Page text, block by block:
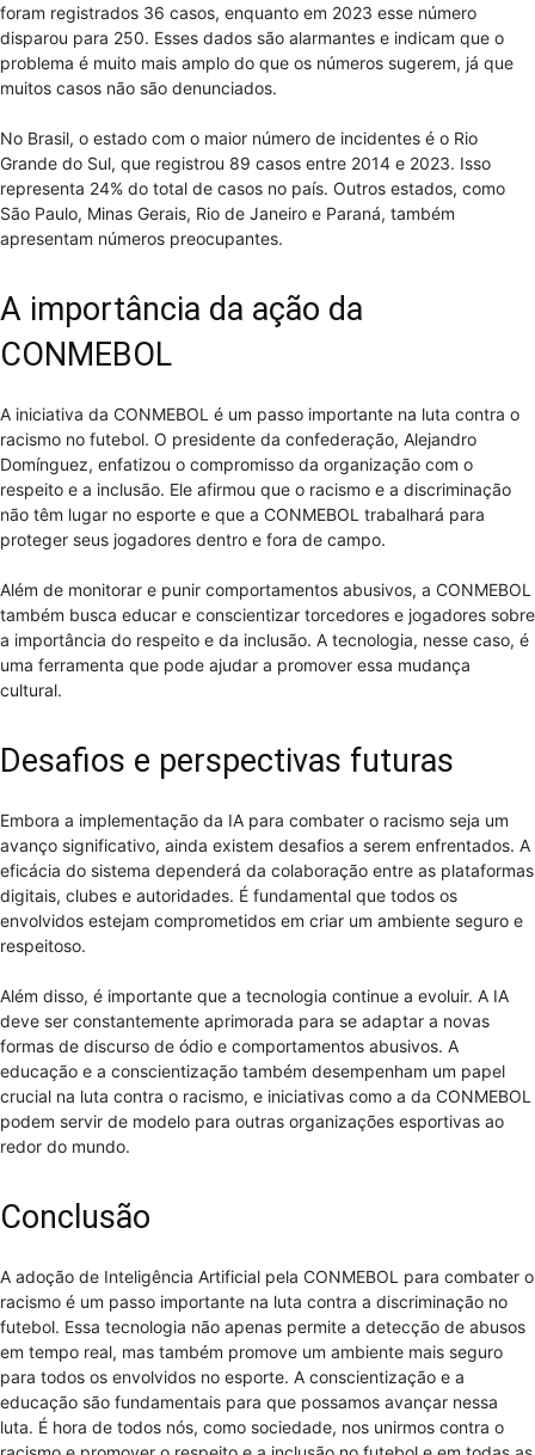
foram registrados 36 casos, enquanto em 2023 esse número
disparou para 250. Esses dados são alarmantes e indicam que o
problema é muito mais amplo do que os números sugerem, já que
muitos casos não são denunciados.
No Brasil, o estado com o maior número de incidentes é o Rio
Grande do Sul, que registrou 89 casos entre 2014 e 2023. Isso
representa 24% do total de casos no país. Outros estados, como
São Paulo, Minas Gerais, Rio de Janeiro e Paraná, também
apresentam números preocupantes.
A importância da ação da
CONMEBOL
A iniciativa da CONMEBOL é um passo importante na luta contra o
racismo no futebol. O presidente da confederação, Alejandro
Domínguez, enfatizou o compromisso da organização com o
respeito e a inclusão. Ele afirmou que o racismo e a discriminação
não têm lugar no esporte e que a CONMEBOL trabalhará para
proteger seus jogadores dentro e fora de campo.
Além de monitorar e punir comportamentos abusivos, a CONMEBOL
também busca educar e conscientizar torcedores e jogadores sobre
a importância do respeito e da inclusão. A tecnologia, nesse caso, é
uma ferramenta que pode ajudar a promover essa mudança
cultural.
Desafios e perspectivas futuras
Embora a implementação da IA para combater o racismo seja um
avanço significativo, ainda existem desafios a serem enfrentados. A
eficácia do sistema dependerá da colaboração entre as plataformas
digitais, clubes e autoridades. É fundamental que todos os
envolvidos estejam comprometidos em criar um ambiente seguro e
respeitoso.
Além disso, é importante que a tecnologia continue a evoluir. A IA
deve ser constantemente aprimorada para se adaptar a novas
formas de discurso de ódio e comportamentos abusivos. A
educação e a conscientização também desempenham um papel
crucial na luta contra o racismo, e iniciativas como a da CONMEBOL
podem servir de modelo para outras organizações esportivas ao
redor do mundo.
Conclusão
A adoção de Inteligência Artificial pela CONMEBOL para combater o
racismo é um passo importante na luta contra a discriminação no
futebol. Essa tecnologia não apenas permite a detecção de abusos
em tempo real, mas também promove um ambiente mais seguro
para todos os envolvidos no esporte. A conscientização e a
educação são fundamentais para que possamos avançar nessa
luta. É hora de todos nós, como sociedade, nos unirmos contra o